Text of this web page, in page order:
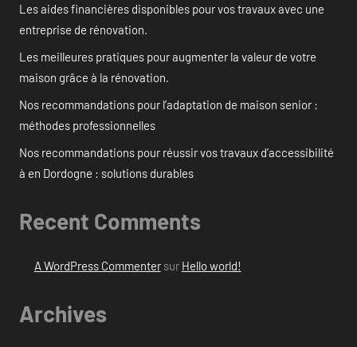
Les aides financières disponibles pour vos travaux avec une
entreprise de rénovation.
Les meilleures pratiques pour augmenter la valeur de votre
maison grâce à la rénovation.
Nos recommandations pour l’adaptation de maison senior :
méthodes professionnelles
Nos recommandations pour réussir vos travaux d’accessibilité
à en Dordogne : solutions durables
Recent Comments
A WordPress Commentersur Hello world!
Archives